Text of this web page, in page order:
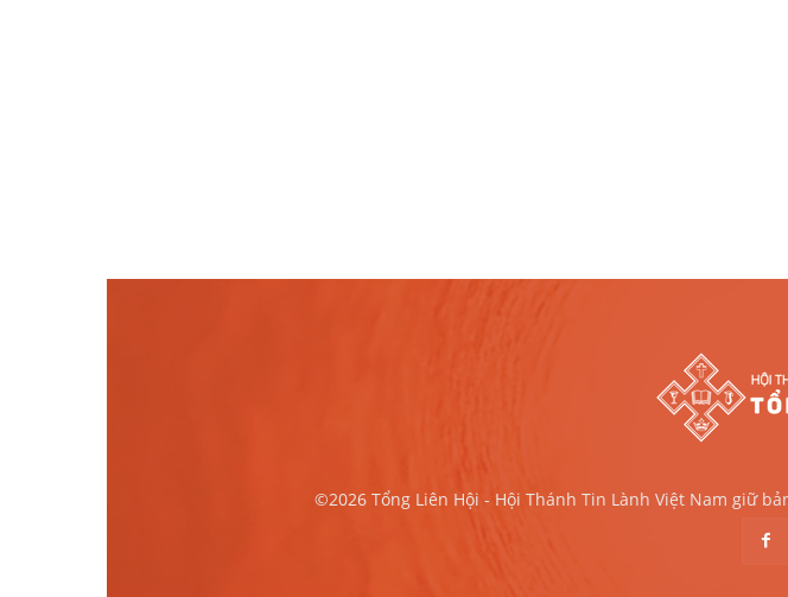
©2026 Tổng Liên Hội - Hội Thánh Tin Lành Việt Nam giữ